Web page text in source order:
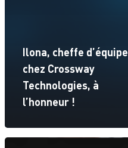
Ilona, cheffe d’équipe
chez Crossway
Technologies, à
l’honneur !